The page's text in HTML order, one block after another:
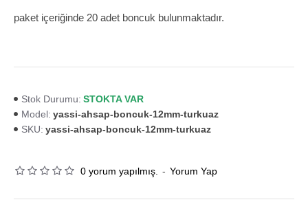
paket içeriğinde 20 adet boncuk bulunmaktadır.
Stok Durumu: STOKTA VAR
Model: yassi-ahsap-boncuk-12mm-turkuaz
SKU: yassi-ahsap-boncuk-12mm-turkuaz
0 yorum yapılmış. - Yorum Yap